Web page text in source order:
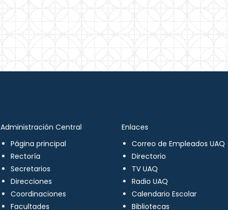
Administración Central
Página principal
Rectoría
Secretarios
Direcciones
Coordinaciones
Facultades
Enlaces
Correo de Empleados UAQ
Directorio
TV UAQ
Radio UAQ
Calendario Escolar
Bibliotecas